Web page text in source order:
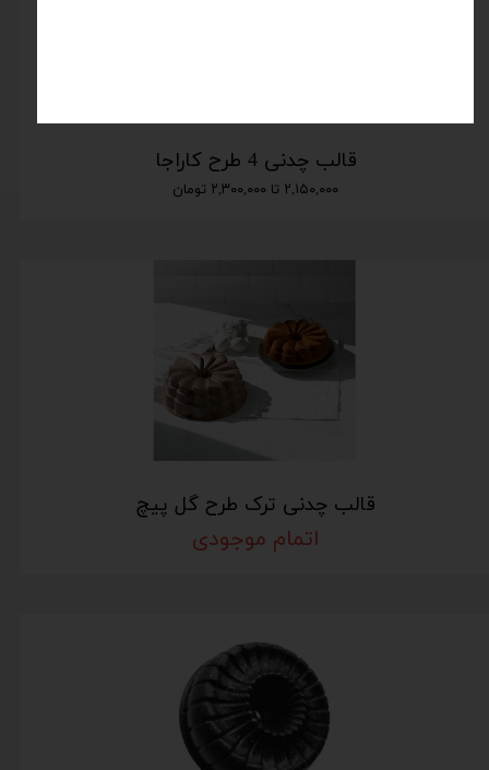
قالب چدنی 4 طرح کاراجا
۲,۱۵۰,۰۰۰ تا ۲,۳۰۰,۰۰۰ تومان
قالب چدنی ترک طرح گل پیچ
اتمام موجودی